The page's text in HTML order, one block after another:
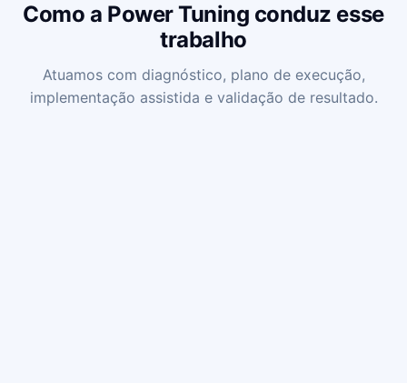
Como a Power Tuning conduz esse
trabalho
Atuamos com diagnóstico, plano de execução,
implementação assistida e validação de resultado.